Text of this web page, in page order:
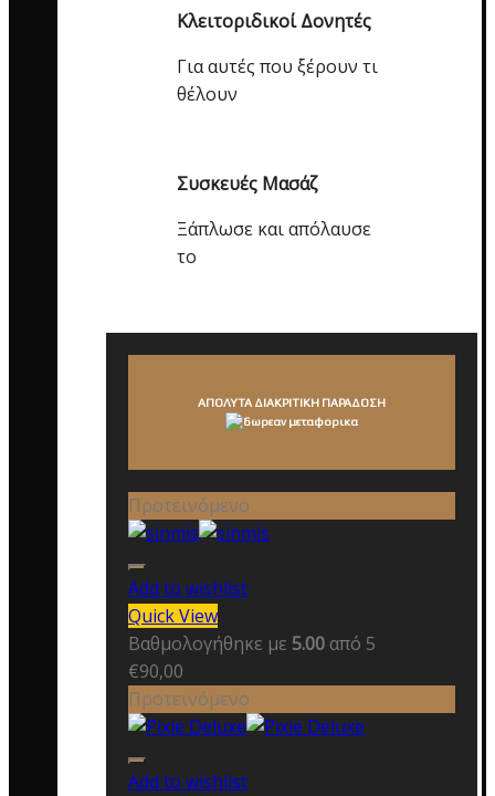
Κλειτοριδικοί Δονητές
Για αυτές που ξέρουν τι
θέλουν
Συσκευές Μασάζ
Ξάπλωσε και απόλαυσε
το
ΑΠΟΛΥΤΑ ΔΙΑΚΡΙΤΙΚΗ ΠΑΡΑΔΟΣΗ
Προτεινόμενο
Add to wishlist
Quick View
Βαθμολογήθηκε με 5.00 από 5
€90,00
Προτεινόμενο
Add to wishlist